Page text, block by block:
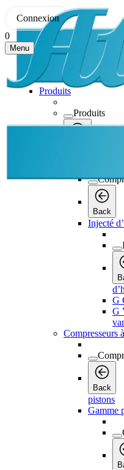
Connexion
0
Menu
Produits
Produits
Back
Injecté
G
G
Compresseurs
Back
pistons
Gamme